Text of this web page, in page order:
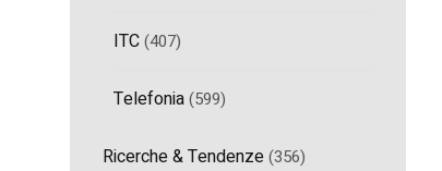
ITC(407)
Telefonia(599)
Ricerche & Tendenze(356)